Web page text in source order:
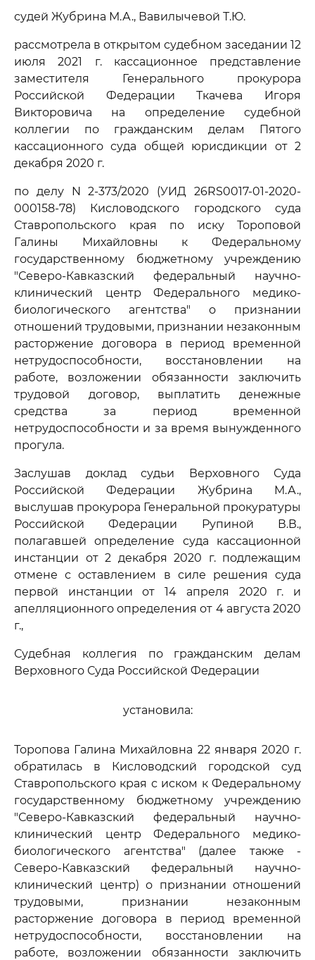
судей Жубрина М.А., Вавилычевой Т.Ю.
рассмотрела в открытом судебном заседании 12
июля 2021 г. кассационное представление
заместителя Генерального прокурора
Российской Федерации Ткачева Игоря
Викторовича на определение судебной
коллегии по гражданским делам Пятого
кассационного суда общей юрисдикции от 2
декабря 2020 г.
по делу N 2-373/2020 (УИД 26RS0017-01-2020-
000158-78) Кисловодского городского суда
Ставропольского края по иску Тороповой
Галины Михайловны к Федеральному
государственному бюджетному учреждению
"Северо-Кавказский федеральный научно-
клинический центр Федерального медико-
биологического агентства" о признании
отношений трудовыми, признании незаконным
расторжение договора в период временной
нетрудоспособности, восстановлении на
работе, возложении обязанности заключить
трудовой договор, выплатить денежные
средства за период временной
нетрудоспособности и за время вынужденного
прогула.
Заслушав доклад судьи Верховного Суда
Российской Федерации Жубрина М.А.,
выслушав прокурора Генеральной прокуратуры
Российской Федерации Рупиной В.В.,
полагавшей определение суда кассационной
инстанции от 2 декабря 2020 г. подлежащим
отмене с оставлением в силе решения суда
первой инстанции от 14 апреля 2020 г. и
апелляционного определения от 4 августа 2020
г.,
Судебная коллегия по гражданским делам
Верховного Суда Российской Федерации
установила:
Торопова Галина Михайловна 22 января 2020 г.
обратилась в Кисловодский городской суд
Ставропольского края с иском к Федеральному
государственному бюджетному учреждению
"Северо-Кавказский федеральный научно-
клинический центр Федерального медико-
биологического агентства" (далее также -
Северо-Кавказский федеральный научно-
клинический центр) о признании отношений
трудовыми, признании незаконным
расторжение договора в период временной
нетрудоспособности, восстановлении на
работе, возложении обязанности заключить